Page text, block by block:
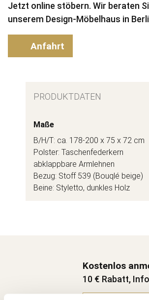
Jetzt online stöbern. Wir beraten
unserem Design-Möbelhaus in
Anfahrt
PRODUKTDATEN
Maße
B/H/T: ca. 178-200 x 75 x 72 cm
Polster: Taschenfederkern
abklappbare Armlehnen
Bezug: Stoff 539 (Bouqlé beige)
Beine: Styletto, dunkles Holz
Kostenlos
10 € Rabatt,